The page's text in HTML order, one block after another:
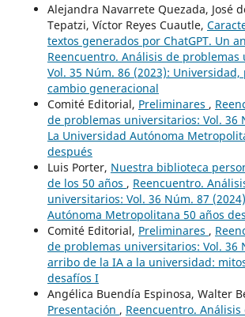
Alejandra Navarrete Quezada, José
Tepatzi, Víctor Reyes Cuautle,
textos generados por ChatGPT. Un
Reencuentro. Análisis de problemas
Vol. 35 Núm. 86 (2023):
cambio generacional
Comité Editorial, Preliminares ,
de problemas universitarios: Vol. 36
La Universidad Autónoma
después
Luis Porter, Nuestra biblioteca
de los 50 años , Reencuentro.
universitarios: Vol. 36 Núm. 87
Autónoma Metropolitana 50 años
Comité Editorial, Preliminares ,
de problemas universitarios: Vol. 36
arribo de la IA a la universidad:
desafíos I
Angélica Buendía Espinosa, Walter
Presentación , Reencuentro.